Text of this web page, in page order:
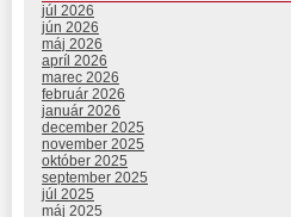
júl 2026
jún 2026
máj 2026
apríl 2026
marec 2026
február 2026
január 2026
december 2025
november 2025
október 2025
september 2025
júl 2025
máj 2025